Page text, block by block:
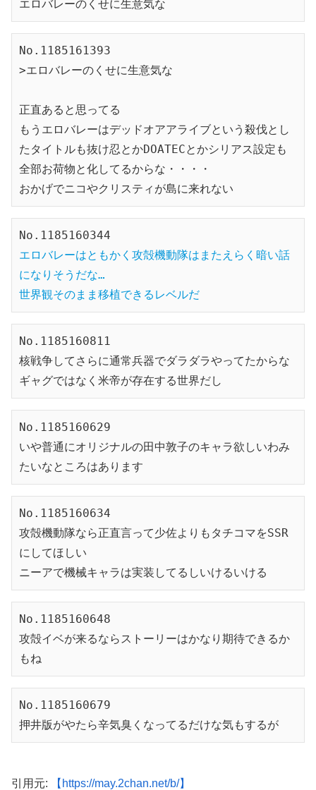
エロバレーのくせに生意気な
No.1185161393
>エロバレーのくせに生意気な
正直あると思ってる
もうエロバレーはデッドオアアライブという殺伐とし
たタイトルも抜け忍とかDOATECとかシリアス設定も
全部お荷物と化してるからな・・・・
おかげでニコやクリスティが島に来れない
エロバレーはともかく攻殻機動隊はまたえらく暗い話
になりそうだな…
世界観そのまま移植できるレベルだ
No.1185160811
核戦争してさらに通常兵器でダラダラやってたからな
ギャグではなく米帝が存在する世界だし
No.1185160629
いや普通にオリジナルの田中敦子のキャラ欲しいわみ
たいなところはあります
No.1185160634
攻殻機動隊なら正直言って少佐よりもタチコマをSSR
にしてほしい
ニーアで機械キャラは実装してるしいけるいける
No.1185160648
攻殻イベが来るならストーリーはかなり期待できるか
もね
No.1185160679
押井版がやたら辛気臭くなってるだけな気もするが
引用元: 【https://may.2chan.net/b/】